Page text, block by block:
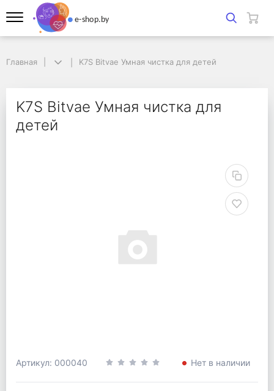
K7S Bitvae Умная чистка для детей
Главная K7S Bitvae Умная чистка для детей
K7S Bitvae Умная чистка для
детей
Артикул: 000040 Нет в наличии